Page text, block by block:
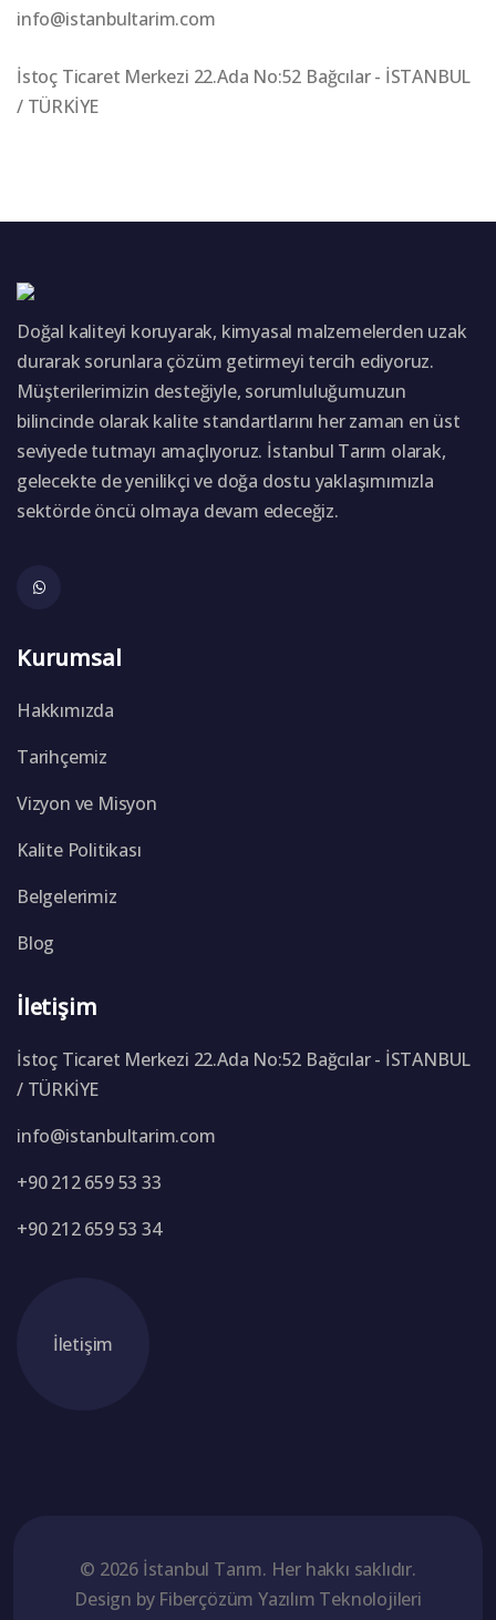
info@istanbultarim.com
İstoç Ticaret Merkezi 22.Ada No:52 Bağcılar - İSTANBUL
/ TÜRKİYE
Doğal kaliteyi koruyarak, kimyasal malzemelerden uzak
durarak sorunlara çözüm getirmeyi tercih ediyoruz.
Müşterilerimizin desteğiyle, sorumluluğumuzun
bilincinde olarak kalite standartlarını her zaman en üst
seviyede tutmayı amaçlıyoruz. İstanbul Tarım olarak,
gelecekte de yenilikçi ve doğa dostu yaklaşımımızla
sektörde öncü olmaya devam edeceğiz.
Kurumsal
Hakkımızda
Tarihçemiz
Vizyon ve Misyon
Kalite Politikası
Belgelerimiz
Blog
İletişim
İstoç Ticaret Merkezi 22.Ada No:52 Bağcılar - İSTANBUL
/ TÜRKİYE
info@istanbultarim.com
+90 212 659 53 33
+90 212 659 53 34
İletişim
© 2026 İstanbul Tarım. Her hakkı saklıdır.
Design by Fiberçözüm Yazılım Teknolojileri